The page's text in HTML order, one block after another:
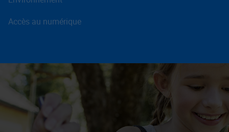
Accès au numérique